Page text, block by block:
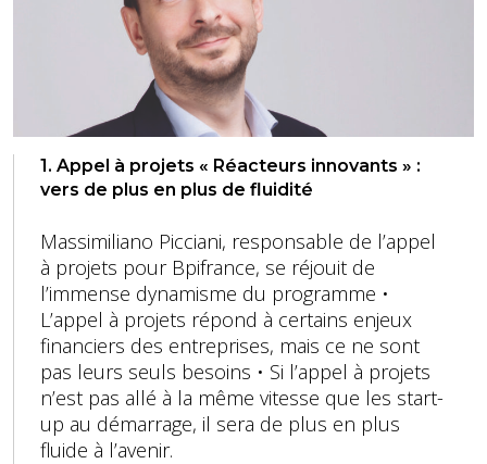
1. Appel à projets « Réacteurs innovants » :
vers de plus en plus de fluidité
Massimiliano Picciani, responsable de l’appel
à projets pour Bpifrance, se réjouit de
l’immense dynamisme du programme •
L’appel à projets répond à certains enjeux
financiers des entreprises, mais ce ne sont
pas leurs seuls besoins • Si l’appel à projets
n’est pas allé à la même vitesse que les start-
up au démarrage, il sera de plus en plus
fluide à l’avenir.